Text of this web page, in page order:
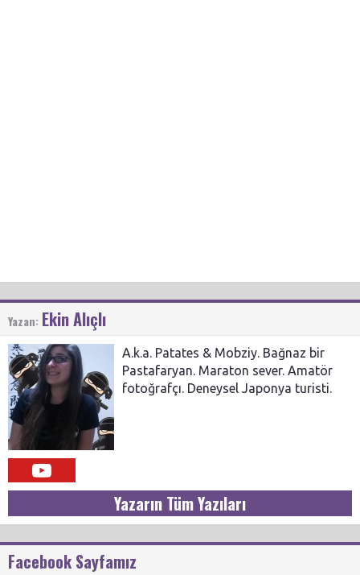
Yazan: Ekin Alıçlı
A.k.a. Patates & Mobziy. Bağnaz bir
Pastafaryan. Maraton sever. Amatör
fotoğrafçı. Deneysel Japonya turisti.
Yazarın Tüm Yazıları
Facebook Sayfamız